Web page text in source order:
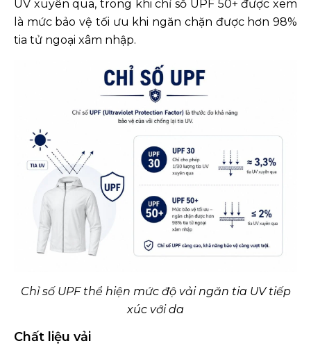
UV xuyên qua, trong khi chỉ số UPF 50+ được xem
là mức bảo vệ tối ưu khi ngăn chặn được hơn 98%
tia tử ngoại xâm nhập.
Chỉ số UPF thể hiện mức độ vải ngăn tia UV tiếp
xúc với da
Chất liệu vải